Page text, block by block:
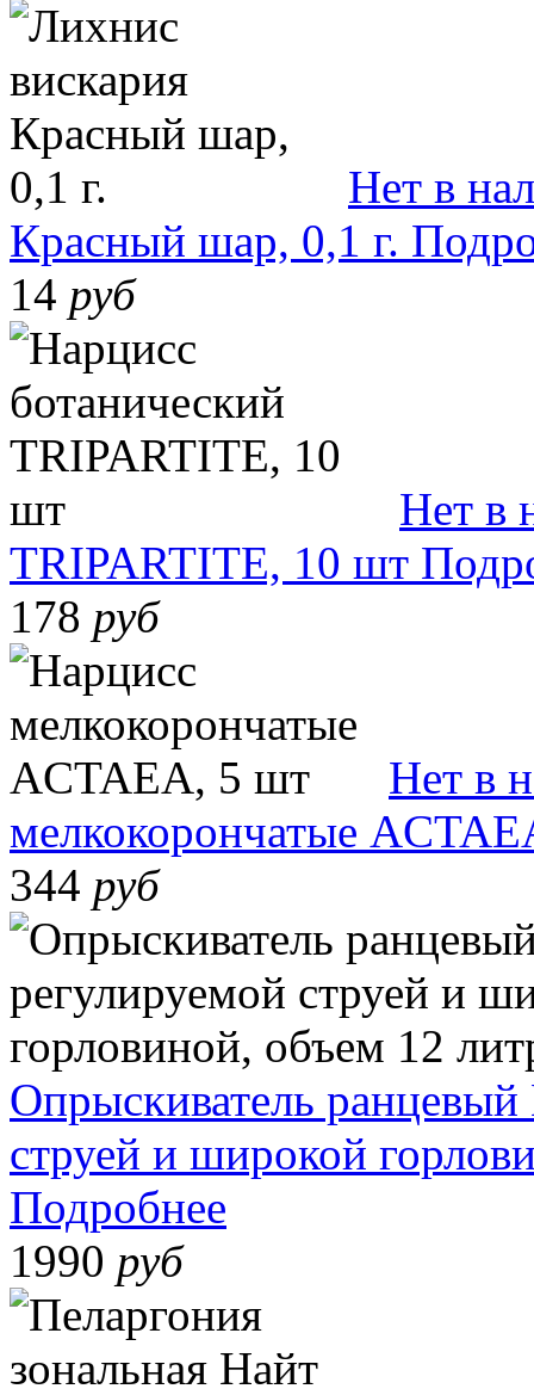
Нет в
Красный шар, 0,1 г.
14 руб
Нет в
TRIPARTITE, 10 шт
178 руб
Нет в
мелкокорончатые
344 руб
Опрыскиватель
струей и широкой
Подробнее
1990 руб